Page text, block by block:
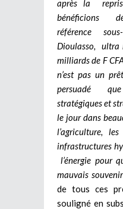
après la
bénéficions
référence
Dioulasso, ultra
milliards de F
n’est pas un
persuadé
stratégiques et
le jour dans
l’agriculture,
infrastructures
l’énergie pour
mauvais
de tous ces
souligné en